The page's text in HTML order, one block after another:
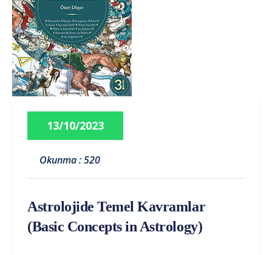
13/10/2023
Okunma : 520
Astrolojide Temel Kavramlar
(Basic Concepts in Astrology)